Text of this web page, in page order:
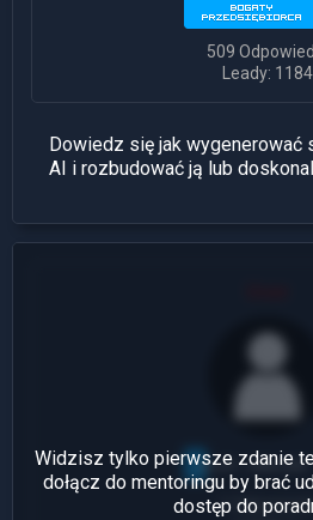
509
Leady: 1184
Dowiedz się jak wygenerować
AI i rozbudować ją lub
1
Widzisz tylko pierwsze zdanie
dołącz do mentoringu by brać
dostęp do